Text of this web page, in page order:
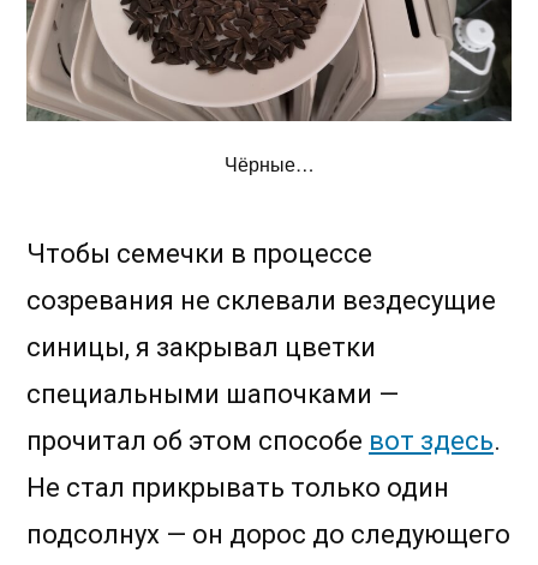
Чёрные…
Чтобы семечки в процессе
созревания не склевали вездесущие
синицы, я закрывал цветки
специальными шапочками —
прочитал об этом способе вот здесь.
Не стал прикрывать только один
подсолнух — он дорос до следующего